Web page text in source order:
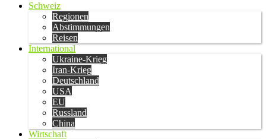
Schweiz
Regionen
Abstimmungen
Reisen
International
Ukraine-Krieg
Iran-Krieg
Deutschland
USA
EU
Russland
China
Wirtschaft